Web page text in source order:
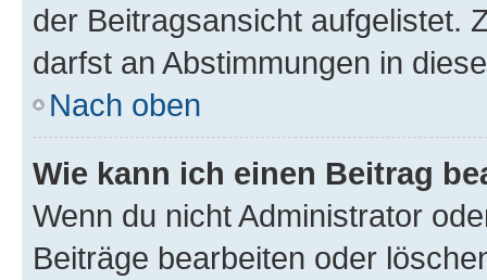
der Beitragsansicht aufgelistet.
darfst an Abstimmungen in
Nach oben
Wie kann ich einen Beitrag
Wenn du nicht Administrator
Beiträge bearbeiten oder